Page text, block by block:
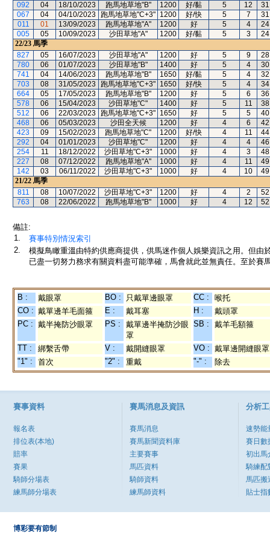
092
04 18/10/2023 跑馬地草地"B" 1200 好/黏 5 12
31
067
04 04/10/2023 跑馬地草地"C+3" 1200 好/快 5 7
31
011
01 13/09/2023 跑馬地草地"A" 1200 好 5 4
24
005
05 10/09/2023 沙田草地"A" 1200 好/黏 5 3
24
22/23 馬季
827
05 16/07/2023 沙田草地"A" 1200 好 5 9
28
780
06 01/07/2023 沙田草地"B" 1400 好 5 4
30
741
04 14/06/2023 跑馬地草地"B" 1650 好/黏 5 4
32
703
08 31/05/2023 跑馬地草地"C+3" 1650 好/快 5 4
34
664
05 17/05/2023 跑馬地草地"B" 1200 好 5 6
36
578
06 15/04/2023 沙田草地"C" 1400 好 5 11
38
512
06 22/03/2023 跑馬地草地"C+3" 1650 好 5 5
40
468
06 05/03/2023 沙田全天候 1200 好 4 6
42
423
09 15/02/2023 跑馬地草地"C" 1200 好/快 4 11
44
292
04 01/01/2023 沙田草地"C" 1200 好 4 4
46
254
11 18/12/2022 沙田草地"C+3" 1000 好 4 3
48
227
08 07/12/2022 跑馬地草地"A" 1000 好 4 11
49
142
03 06/11/2022 沙田草地"C+3" 1000 好 4 10
49
21/22 馬季
811
08 10/07/2022 沙田草地"C+3" 1200 好 4 2
52
763
08 22/06/2022 跑馬地草地"B" 1000 好 4 12 52
備註:
1.
賽事特別情況索引
2.
模擬鳥瞰重溫由特約供應商提供，供馬迷作個人娛樂資訊之用。但
已盡一切努力務求有關資料盡可能準確，馬會就此並無責任。至於賽
B : 戴眼罩 BO : 只戴單邊眼罩 CC :
喉托
CO : 戴單邊羊毛面箍 E : 戴耳塞 H :
戴頭罩
PC : 戴半掩防沙眼罩 PS :
戴單邊半掩防沙眼
罩
SB : 戴羊毛額箍
TT : 綁繫舌帶 V : 戴開縫眼罩 VO : 戴單邊開縫眼罩
"1" :
首次 "2" : 重戴 "-" : 除去
賽事資料
報名表
排位表(本地)
賠率
賽果
騎師分場表
練馬師分場表
賽馬消息及資訊
賽馬消息
賽馬新聞資料庫
主要賽事
馬匹資料
騎師資料
練馬師資料
分析
速勢能
賽日數
初出馬
騎練配
馬匹搬
貼士指
博彩要有節制